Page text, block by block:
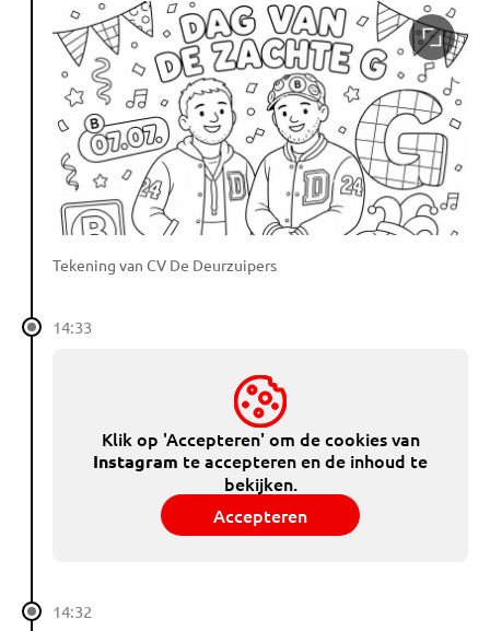
Tekening van CV De Deurzuipers
14:33
Klik op 'Accepteren' om de cookies van
Instagram te accepteren en de inhoud te
bekijken.
Accepteren
14:32